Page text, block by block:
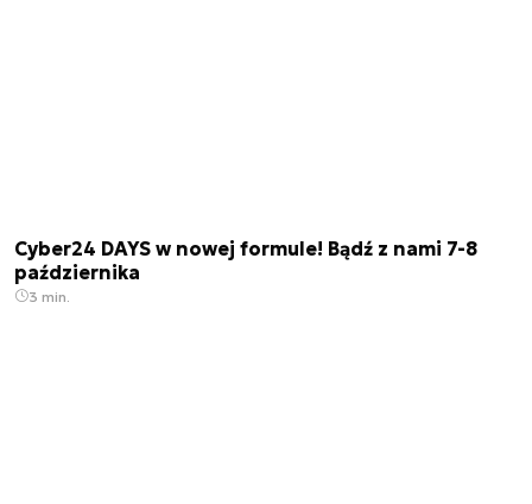
Cyber24 DAYS w nowej formule! Bądź z nami 7-8
października
3 min.